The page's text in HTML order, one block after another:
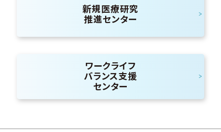
新規医療研究
推進センター
ワークライフ
バランス支援
センター